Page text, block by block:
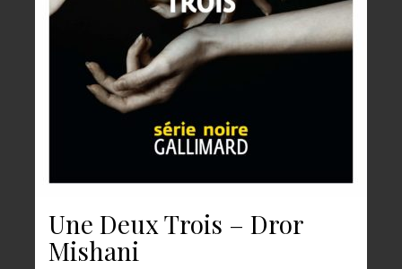
Une Deux Trois – Dror
Mishani